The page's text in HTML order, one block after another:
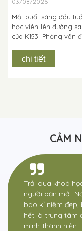
Một buổi sáng đầu
học viên lên đường
của K153. Phỏng vấn
chi tiết
CẢM
Trải qua khoá
người bạn mới.
bao kỉ niệm đẹp,
hết là trung tâm
mình thành hiện